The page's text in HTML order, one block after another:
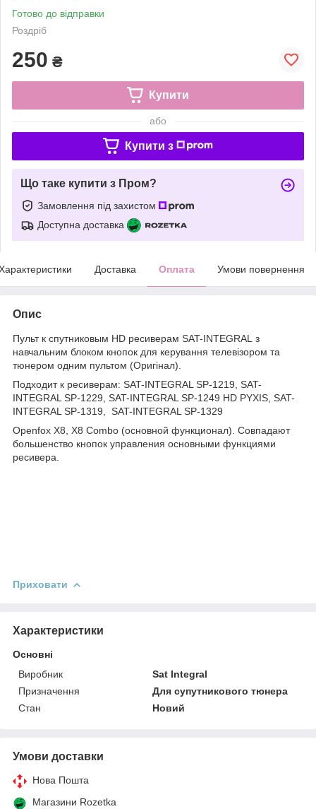
Готово до відправки
Роздріб
250 ₴
Купити
або
Купити з
Що таке купити з Пром?
Замовлення під захистом
Доступна доставка
Доставка Оплата Умови повернення
Опис
Пульт к спутниковым HD ресиверам SAT-INTEGRAL з
навчальним блоком кнопок для керування телевізором та
тюнером одним пультом (Оригінал).
Подходит к ресиверам: SAT-INTEGRAL SP-1219, SAT-
INTEGRAL SP-1229, SAT-INTEGRAL SP-1249 HD PYXIS, SAT-
INTEGRAL SP-1319, SAT-INTEGRAL SP-1329
Openfox X8, X8 Combo (основной функционал). Совпадают
большенство кнопок управления основными функциями
ресивера.
Приховати
Характеристики
Основні
Виробник
Sat Integral
Призначення
Для супутникового тюнера
Стан
Новий
Умови доставки
Нова Пошта
Магазини Rozetka